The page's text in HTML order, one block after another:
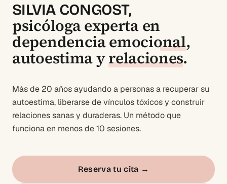
SILVIA CONGOST,
psicóloga experta en
dependencia emocional,
autoestimayrelaciones.
Más de 20 años ayudando a personas a recuperar su
autoestima, liberarse de vínculos tóxicos y construir
relaciones sanas y duraderas. Un método que
funciona en menos de 10 sesiones.
Reserva tu cita →